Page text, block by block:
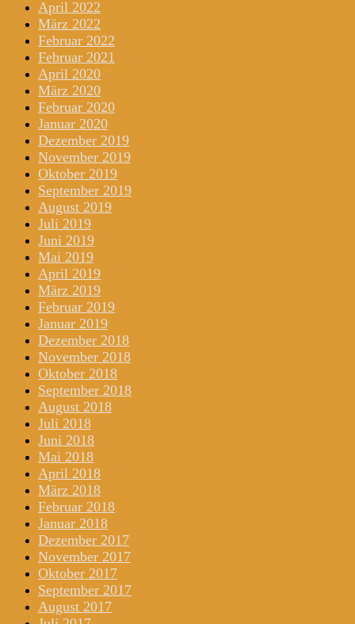
April 2022
März 2022
Februar 2022
Februar 2021
April 2020
März 2020
Februar 2020
Januar 2020
Dezember 2019
November 2019
Oktober 2019
September 2019
August 2019
Juli 2019
Juni 2019
Mai 2019
April 2019
März 2019
Februar 2019
Januar 2019
Dezember 2018
November 2018
Oktober 2018
September 2018
August 2018
Juli 2018
Juni 2018
Mai 2018
April 2018
März 2018
Februar 2018
Januar 2018
Dezember 2017
November 2017
Oktober 2017
September 2017
August 2017